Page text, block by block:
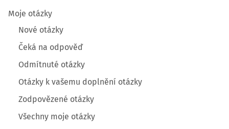
Moje otázky
Nové otázky
Čeká na odpověď
Odmítnuté otázky
Otázky k vašemu doplnění otázky
Zodpovězené otázky
Všechny moje otázky